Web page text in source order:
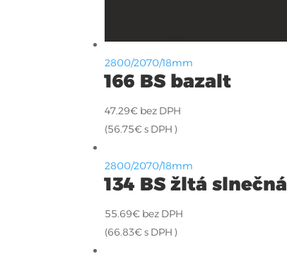
2800/2070/18mm
166 BS bazalt
47.29€ bez DPH
(56.75€s DPH )
2800/2070/18mm
134 BS žltá slnečná
55.69€ bez DPH
(66.83€s DPH )